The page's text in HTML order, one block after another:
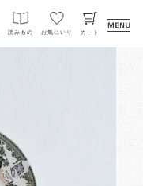
読みもの お気にいり カート